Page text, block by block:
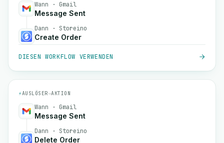
Wann · Gmail
Message Sent
Dann · Storeino
Create Order
DIESEN WORKFLOW VERWENDEN
⚡AUSLÖSER→AKTION
Wann · Gmail
Message Sent
Dann · Storeino
Delete Order